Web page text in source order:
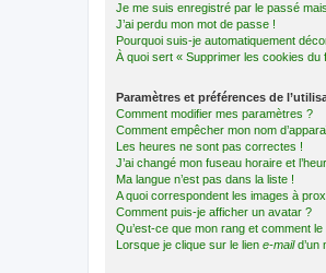
Je me suis enregistré par le passé
J’ai perdu mon mot de passe !
Pourquoi suis-je automatiquement
À quoi sert « Supprimer les cookies du
Paramètres et préférences de
Comment modifier mes paramètres ?
Comment empêcher mon nom
Les heures ne sont pas correctes !
J’ai changé mon fuseau horaire et
Ma langue n’est pas dans la liste !
A quoi correspondent les images à
Comment puis-je afficher un avatar ?
Qu’est-ce que mon rang et comment le
Lorsque je clique sur le lien e-maild’un